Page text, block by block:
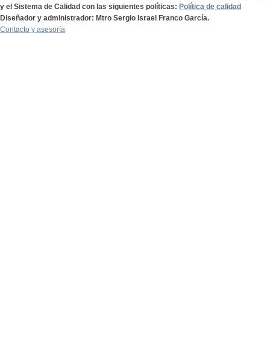
y el Sistema de Calidad con las siguientes políticas: Política de calidad
Diseñador y administrador: Mtro Sergio Israel Franco García.
Contacto y asesoría